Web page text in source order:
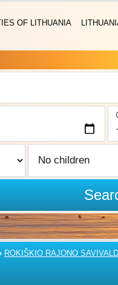
OF LITHUANIA
ROKIŠKIO RAJONO